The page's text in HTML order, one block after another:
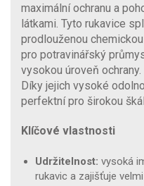
maximální ochranu a
látkami. Tyto rukavice
prodlouženou
pro potravinářský
vysokou úroveň ochrany.
Díky jejich vysoké
perfektní pro širokou
Klíčové vlastnosti
Udržitelnost: vysoká
rukavic a zajišťuje